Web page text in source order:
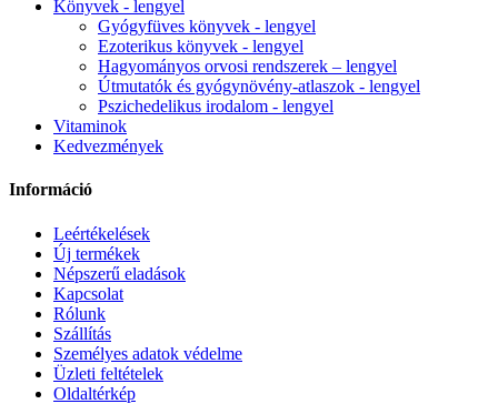
Könyvek - lengyel
Gyógyfüves könyvek - lengyel
Ezoterikus könyvek - lengyel
Hagyományos orvosi rendszerek – lengyel
Útmutatók és gyógynövény-atlaszok - lengyel
Pszichedelikus irodalom - lengyel
Vitaminok
Kedvezmények
Információ
Leértékelések
Új termékek
Népszerű eladások
Kapcsolat
Rólunk
Szállítás
Személyes adatok védelme
Üzleti feltételek
Oldaltérkép